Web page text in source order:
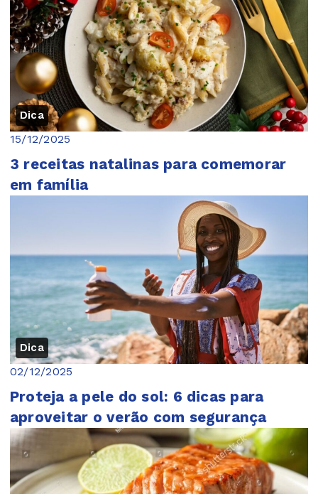
Dica
15/12/2025
3 receitas natalinas para comemorar
em família
Dica
02/12/2025
Proteja a pele do sol: 6 dicas para
aproveitar o verão com segurança